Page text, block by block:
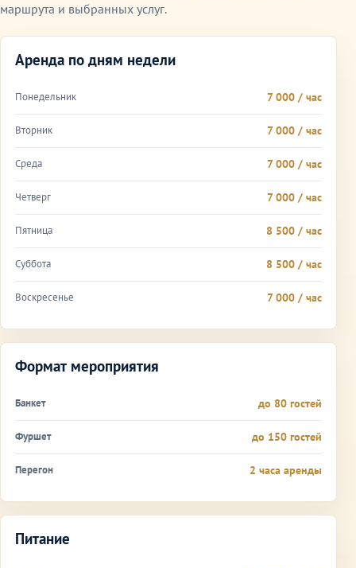
маршрута и выбранных услуг.
Аренда по дням недели
Понедельник 7 000 / час
Вторник 7 000 / час
Среда 7 000 / час
Четверг 7 000 / час
Пятница 8 500 / час
Суббота 8 500 / час
Воскресенье 7 000 / час
Формат мероприятия
Банкет до 80 гостей
Фуршет до 150 гостей
Перегон 2 часа аренды
Питание